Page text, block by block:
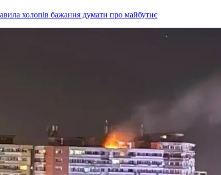
холопів бажання думати про майбутнє